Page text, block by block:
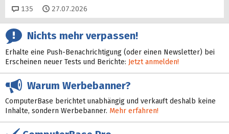
135 Kommentare
27.07.2026
Nichts mehr verpassen!
Erhalte eine Push-Benachrichtigung (oder einen Newsletter) bei
Erscheinen neuer Tests und Berichte: Jetzt anmelden!
Warum Werbebanner?
ComputerBase berichtet unabhängig und verkauft deshalb keine
Inhalte, sondern Werbebanner. Mehr erfahren!